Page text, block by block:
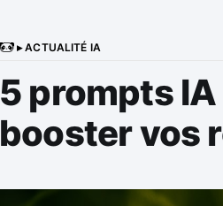
▸ ACTUALITÉ IA
5 prompts
booster vos